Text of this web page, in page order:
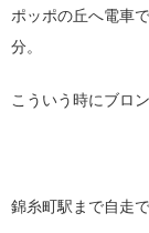
ポッポの丘へ電車
分。
こういう時にブロ
錦糸町駅まで自走で